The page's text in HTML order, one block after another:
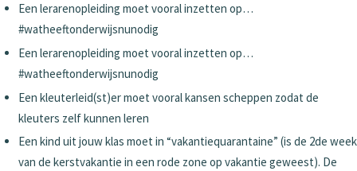
Een lerarenopleiding moet vooral inzetten op…
#watheeftonderwijsnunodig
Een lerarenopleiding moet vooral inzetten op…
#watheeftonderwijsnunodig
Een kleuterleid(st)er moet vooral kansen scheppen zodat de
kleuters zelf kunnen leren
Een kind uit jouw klas moet in “vakantiequarantaine” (is de 2de week
van de kerstvakantie in een rode zone op vakantie geweest). De